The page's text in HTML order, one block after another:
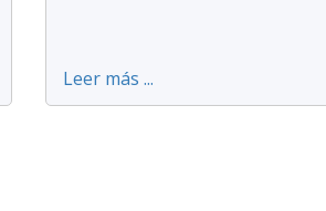
Leer más ...